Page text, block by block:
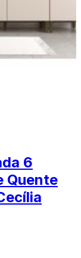
6
Quente